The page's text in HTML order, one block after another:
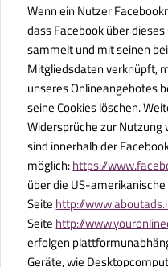
Wenn ein Nutzer
dass Facebook über
sammelt und mit seinen
Mitgliedsdaten verknüpft,
unseres Onlineangebotes
seine Cookies löschen.
Widersprüche zur
sind innerhalb der
möglich:https://
über die US-amerikanische
Seite http://
Seite http://
erfolgen
Geräte, wie